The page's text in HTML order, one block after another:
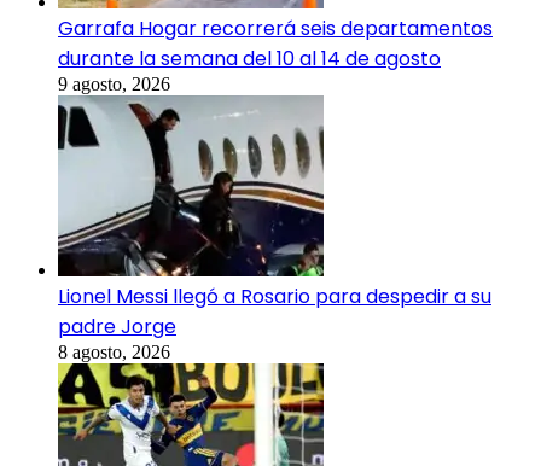
Garrafa Hogar recorrerá seis departamentos
durante la semana del 10 al 14 de agosto
9 agosto, 2026
Lionel Messi llegó a Rosario para despedir a su
padre Jorge
8 agosto, 2026